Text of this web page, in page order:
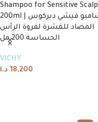
Shampoo for Sensitive Scalp
200ml | شامبو فيشي ديركوس
المضاد للقشرة لفروة الرأس
الحساسة 200 مل
VICHY
18,200 د.ا